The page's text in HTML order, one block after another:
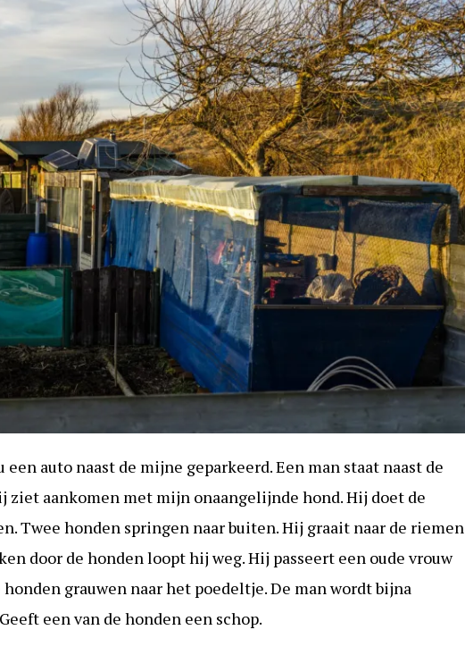
een auto naast de mijne geparkeerd. Een man staat naast de
ziet aankomen met mijn onaangelijnde hond. Hij doet de
Twee honden springen naar buiten. Hij graait naar de riemen
door de honden loopt hij weg. Hij passeert een oude vrouw
grauwen naar het poedeltje. De man wordt bijna
een van de honden een schop.